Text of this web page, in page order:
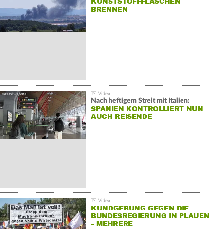
KUNSTSTOFFFLASCHEN
BRENNEN
Nach heftigem Streit mit Italien:
SPANIEN KONTROLLIERT NUN
AUCH REISENDE
KUNDGEBUNG GEGEN DIE
BUNDESREGIERUNG IN PLAUEN
– MEHRERE